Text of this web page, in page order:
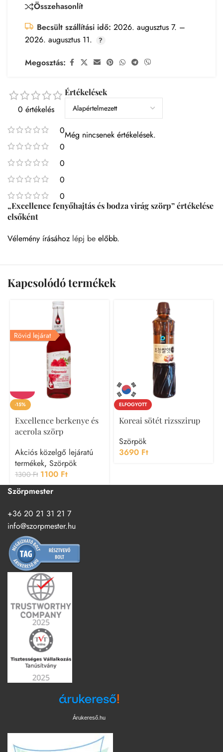
Összehasonlít
Becsült szállítási idő: 2026. augusztus 7. –
2026. augusztus 11.
Megosztás:
0 értékelés
0
0
0
0
0
Értékelések
Még nincsenek értékelések.
„Excellence fenyőhajtás és bodza virág szörp” értékelése
elsőként
Vélemény írásához lépj be előbb.
Kapcsolódó termékek
Rövid lejárat
-15%
Excellence berkenye és
acerola szörp
Akciós közelgő lejáratú
termékek, Szörpök
1300Ft 1100 Ft
ELFOGYOTT
Koreai sötét rizsszirup
Szörpök
3690 Ft
Szörpmester
+36 20 21 31 21 7
info@szorpmester.hu
Árukereső.hu